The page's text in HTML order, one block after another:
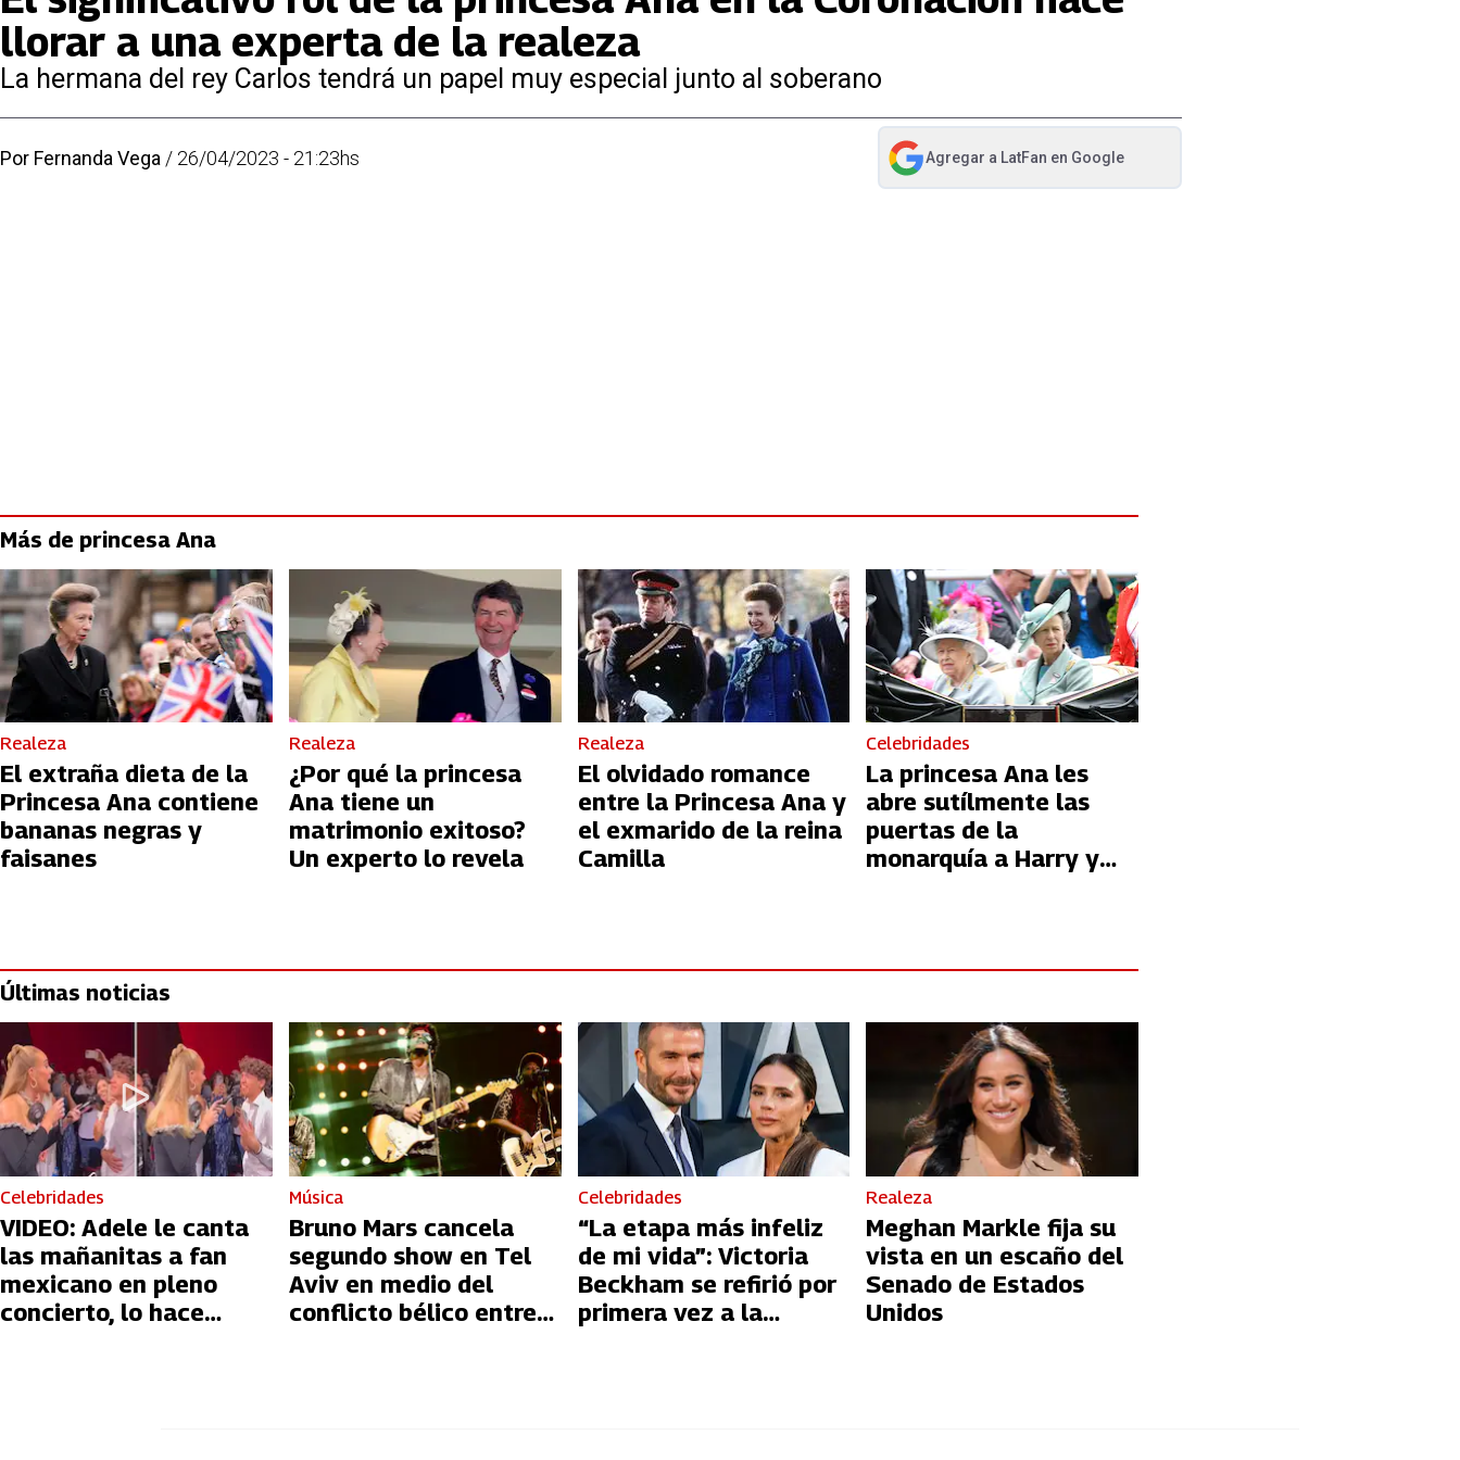
llorar a una experta de la realeza
La hermana del rey Carlos tendrá un papel muy especial junto al soberano
Por Fernanda Vega / 26/04/2023 - 21:23hs Agregar a LatFan en Google
abre en nueva pestaña
Más de princesa Ana
Realeza
El extraña dieta de la
Princesa Ana contiene
bananas negras y
faisanes
Realeza
¿Por qué la princesa
Ana tiene un
matrimonio exitoso?
Un experto lo revela
Realeza
El olvidado romance
entre la Princesa Ana y
el exmarido de la reina
Camilla
Celebridades
La princesa Ana les
abre sutílmente las
puertas de la
monarquía a Harry y
Últimas noticias
Celebridades
VIDEO: Adele le canta
las mañanitas a fan
mexicano en pleno
concierto, lo hace
Música
Bruno Mars cancela
segundo show en Tel
Aviv en medio del
conflicto bélico entre
Celebridades
“La etapa más infeliz
de mi vida”: Victoria
Beckham se refirió por
primera vez a la
Realeza
Meghan Markle fija su
vista en un escaño del
Senado de Estados
Unidos